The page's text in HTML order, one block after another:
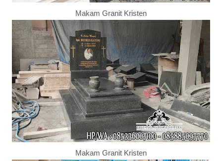
Makam Granit Kristen
Makam Granit Kristen